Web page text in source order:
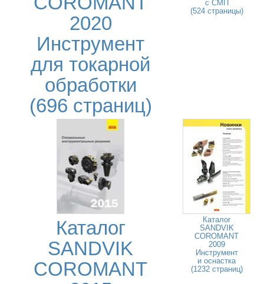
2020
Инструмент
для токарной
обработки
(696 страниц)
с СМП
(524 страницы)
Каталог
SANDVIK
COROMANT
Каталог
SANDVIK
COROMANT
2009
Инструмент
и оснастка
(1232 страниц)